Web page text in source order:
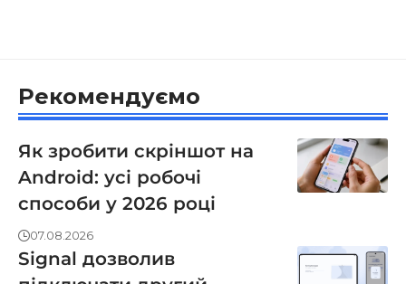
Рекомендуємо
Як зробити скріншот на
Android: усі робочі
способи у 2026 році
07.08.2026
Signal дозволив